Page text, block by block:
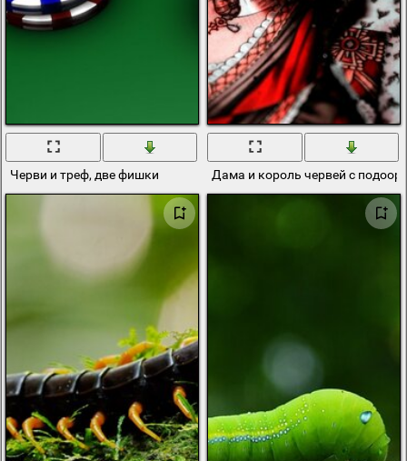
Черви и треф, две фишки Дама и король червей с